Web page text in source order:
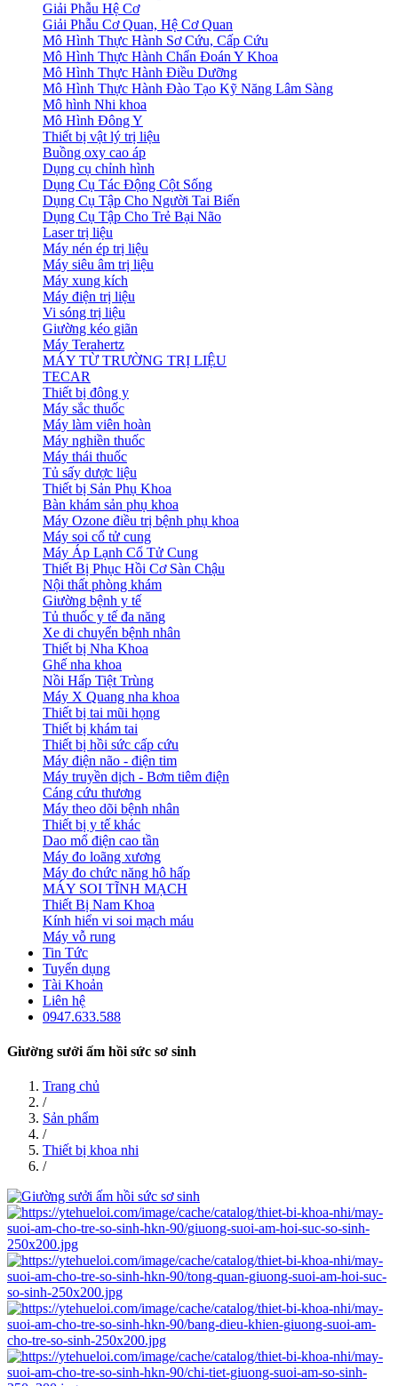
Giải Phẫu Hệ Cơ
Giải Phẫu Cơ Quan, Hệ Cơ Quan
Mô Hình Thực Hành Sơ Cứu, Cấp Cứu
Mô Hình Thực Hành Chẩn Đoán Y Khoa
Mô Hình Thực Hành Điều Dưỡng
Mô Hình Thực Hành Đào Tạo Kỹ Năng Lâm Sàng
Mô hình Nhi khoa
Mô Hình Đông Y
Thiết bị vật lý trị liệu
Buồng oxy cao áp
Dụng cụ chỉnh hình
Dụng Cụ Tác Động Cột Sống
Dụng Cụ Tập Cho Người Tai Biến
Dụng Cụ Tập Cho Trẻ Bại Não
Laser trị liệu
Máy nén ép trị liệu
Máy siêu âm trị liệu
Máy xung kích
Máy điện trị liệu
Vi sóng trị liệu
Giường kéo giãn
Máy Terahertz
MÁY TỪ TRƯỜNG TRỊ LIỆU
TECAR
Thiết bị đông y
Máy sắc thuốc
Máy làm viên hoàn
Máy nghiền thuốc
Máy thái thuốc
Tủ sấy dược liệu
Thiết bị Sản Phụ Khoa
Bàn khám sản phụ khoa
Máy Ozone điều trị bệnh phụ khoa
Máy soi cổ tử cung
Máy Áp Lạnh Cổ Tử Cung
Thiết Bị Phục Hồi Cơ Sàn Chậu
Nội thất phòng khám
Giường bệnh y tế
Tủ thuốc y tế đa năng
Xe di chuyển bệnh nhân
Thiết bị Nha Khoa
Ghế nha khoa
Nồi Hấp Tiệt Trùng
Máy X Quang nha khoa
Thiết bị tai mũi họng
Thiết bị khám tai
Thiết bị hồi sức cấp cứu
Máy điện não - điện tim
Máy truyền dịch - Bơm tiêm điện
Cáng cứu thương
Máy theo dõi bệnh nhân
Thiết bị y tế khác
Dao mổ điện cao tần
Máy đo loãng xương
Máy đo chức năng hô hấp
MÁY SOI TĨNH MẠCH
Thiết Bị Nam Khoa
Kính hiển vi soi mạch máu
Máy vỗ rung
Tin Tức
Tuyển dụng
Tài Khoản
Liên hệ
0947.633.588
Giường sưởi ấm hồi sức sơ sinh
Trang chủ
/
Sản phẩm
/
Thiết bị khoa nhi
/